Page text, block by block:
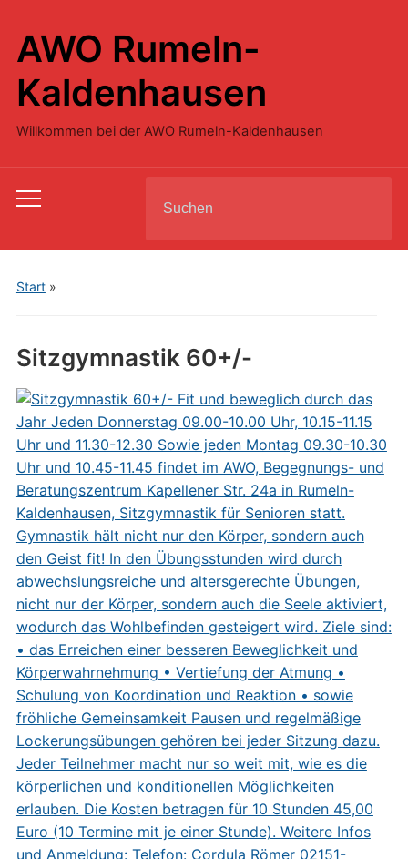
AWO Rumeln-
Kaldenhausen
Willkommen bei der AWO Rumeln-Kaldenhausen
Toggle
menu
for:
Start»
Sitzgymnastik 60+/-